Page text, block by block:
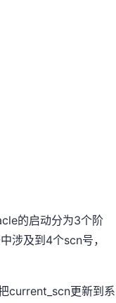
的启动分为3个阶
涉及到4个scn号，
current_scn更新到系